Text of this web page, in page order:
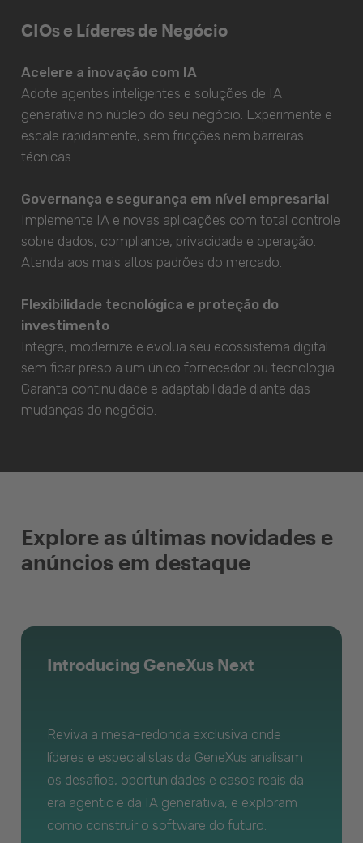
CIOs e Líderes de Negócio
Acelere a inovação com IA
Adote agentes inteligentes e soluções de IA
generativa no núcleo do seu negócio. Experimente e
escale rapidamente, sem fricções nem barreiras
técnicas.
Governança e segurança em nível empresarial
Implemente IA e novas aplicações com total controle
sobre dados, compliance, privacidade e operação.
Atenda aos mais altos padrões do mercado.
Flexibilidade tecnológica e proteção do
investimento
Integre, modernize e evolua seu ecossistema digital
sem ficar preso a um único fornecedor ou tecnologia.
Garanta continuidade e adaptabilidade diante das
mudanças do negócio.
Explore as últimas novidades e
anúncios em destaque
Introducing GeneXus Next
Reviva a mesa-redonda exclusiva onde
líderes e especialistas da GeneXus analisam
os desafios, oportunidades e casos reais da
era agentic e da IA generativa, e exploram
como construir o software do futuro.